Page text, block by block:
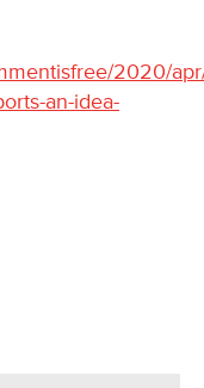
2020/
an-idea-